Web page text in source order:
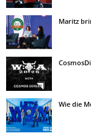
Maritz
Wie die